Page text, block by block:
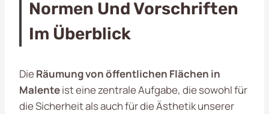
Normen Und Vorschriften
Im Überblick
DieRäumung von öffentlichen Flächen in
Malenteist eine zentrale Aufgabe, die sowohl für
die Sicherheit als auch für die Ästhetik unserer